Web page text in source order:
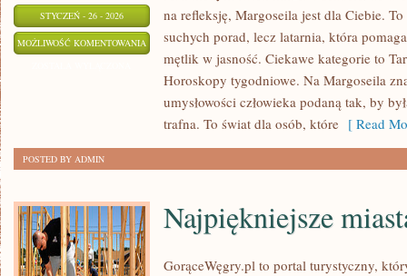
STYCZEŃ - 26 - 2026
MOŻLIWOŚĆ KOMENTOWANIA HOROSKOPY
DZIENNE
na refleksję, Margoseila jest dla Ciebie.
suchych porad, lecz latarnia, która
mętlik w jasność. Ciekawe kategorie to
Horoskopy tygodniowe. Na Margoseila
umysłowości człowieka podaną tak, by
trafna. To świat dla osób, które [ Read
POSTED BY ADMIN
Najpiękniejsze
GorąceWęgry.pl to portal turystyczny,